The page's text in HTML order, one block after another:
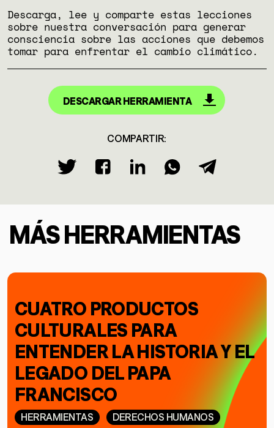
Descarga, lee y comparte estas lecciones
sobre nuestra conversación para generar
consciencia sobre las acciones que debemos
tomar para enfrentar el cambio climático.
DESCARGAR HERRAMIENTA
COMPARTIR:
MÁS HERRAMIENTAS
CUATRO PRODUCTOS
CULTURALES PARA
ENTENDER LA HISTORIA Y EL
LEGADO DEL PAPA
FRANCISCO
HERRAMIENTAS
DERECHOS HUMANOS